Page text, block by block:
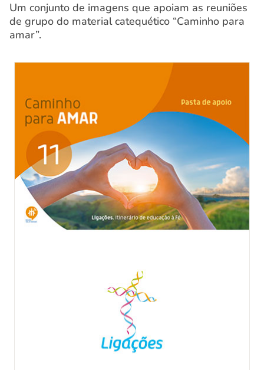
Um conjunto de imagens que apoiam as reuniões
de grupo do material catequético “Caminho para
amar”.